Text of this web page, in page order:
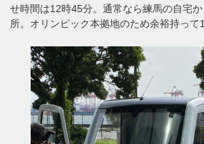
せ時間は12時45分。通常なら練馬の自宅
所。オリンピック本拠地のため余裕持って